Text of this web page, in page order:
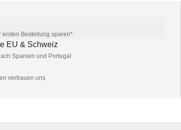
ersten Bestellung sparen*
EU & Schweiz
Spanien und Portugal
vertrauen uns